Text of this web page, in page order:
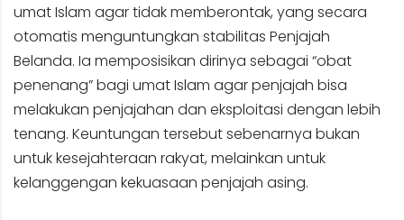
umat Islam agar tidak memberontak, yang secara
otomatis menguntungkan stabilitas Penjajah
Belanda. Ia memposisikan dirinya sebagai “obat
penenang” bagi umat Islam agar penjajah bisa
melakukan penjajahan dan eksploitasi dengan lebih
tenang. Keuntungan tersebut sebenarnya bukan
untuk kesejahteraan rakyat, melainkan untuk
kelanggengan kekuasaan penjajah asing.